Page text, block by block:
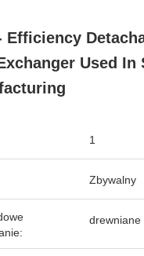
Efficiency
Used In
1
Zbywalny
drewniane